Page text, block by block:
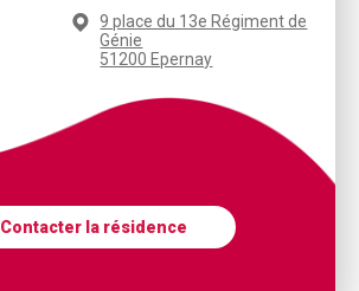
9 place du 13e Régiment de
Génie
51200 Epernay
Contacter la résidence